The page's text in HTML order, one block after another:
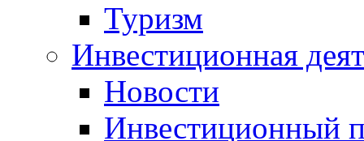
Туризм
Инвестиционная
Новости
Инвестиционный